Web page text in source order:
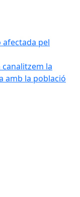
pel
canalitzem la
amb la població